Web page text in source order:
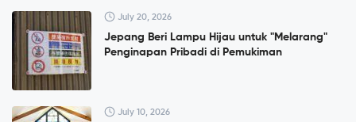
July 20, 2026
Jepang Beri Lampu Hijau untuk "Melarang"
Penginapan Pribadi di Pemukiman
July 10, 2026